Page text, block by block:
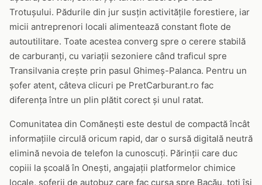
Trotușului. Pădurile din jur susțin activitățile forestiere, iar
micii antreprenori locali alimentează constant flote de
autoutilitare. Toate acestea converg spre o cerere stabilă
de carburanți, cu variații sezoniere când traficul spre
Transilvania crește prin pasul Ghimeș-Palanca. Pentru un
șofer atent, câteva clicuri pe PretCarburant.ro fac
diferența între un plin plătit corect și unul ratat.
Comunitatea din Comănești este destul de compactă încât
informațiile circulă oricum rapid, dar o sursă digitală neutră
elimină nevoia de telefon la cunoscuți. Părinții care duc
copiii la școală în Onești, angajații platformelor chimice
locale, șoferii de autobuz care fac cursa spre Bacău, toți își